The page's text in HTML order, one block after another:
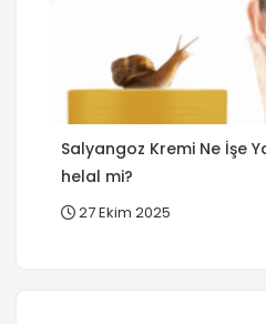
Salyangoz Kremi Ne İşe
helal mi?
27 Ekim 2025